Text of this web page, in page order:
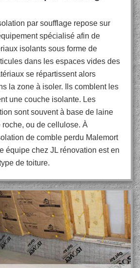
par soufflage repose sur
spécialisé afin de
isolants sous forme de
dans les espaces vides des
se répartissent alors
la zone à isoler. Ils comblent les
une couche isolante. Les
sont souvent à base de laine
ou de cellulose. À
de comble perdu Malemort
équipe chez JL rénovation est en
de toiture.